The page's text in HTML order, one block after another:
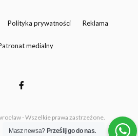
Polityka prywatności Reklama
medialny
- Wszelkie prawa zastrzeżone.
Masz newsa? Prześlij go do nas.